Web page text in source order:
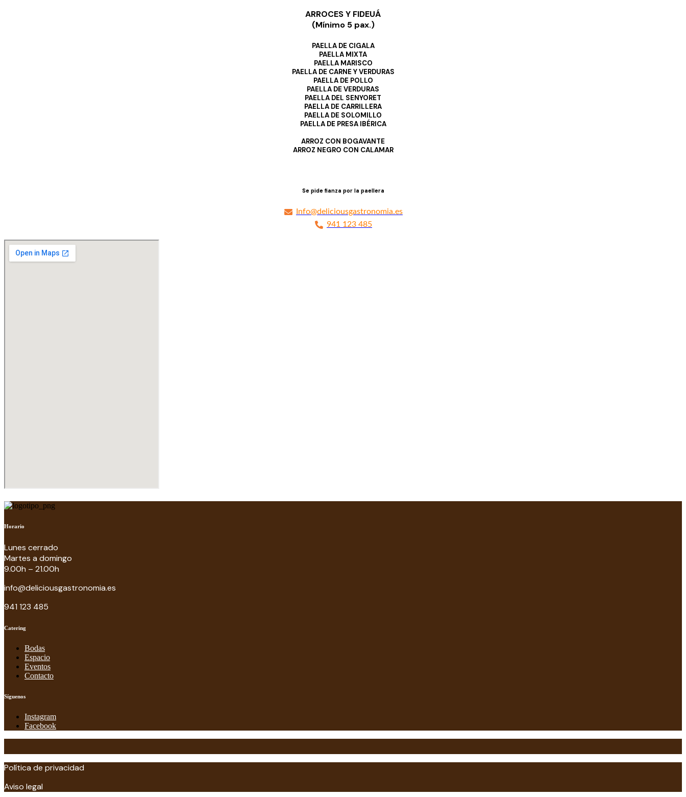
ARROCES Y FIDEUÁ
(Mínimo 5 pax.)
PAELLA DE CIGALA
PAELLA MIXTA
PAELLA MARISCO
PAELLA DE CARNE Y VERDURAS
PAELLA DE POLLO
PAELLA DE VERDURAS
PAELLA DEL SENYORET
PAELLA DE CARRILLERA
PAELLA DE SOLOMILLO
PAELLA DE PRESA IBÉRICA
ARROZ CON BOGAVANTE
ARROZ NEGRO CON CALAMAR
Se pide fianza por la paellera
Info@deliciousgastronomia.es
941 123 485
Horario
Lunes cerrado
Martes a domingo
9.00h – 21.00h
info@deliciousgastronomia.es
941 123 485
Catering
Bodas
Espacio
Eventos
Contacto
Síguenos
Instagram
Facebook
Política de privacidad
Aviso legal